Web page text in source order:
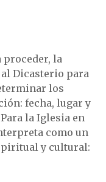
la
Dicasterio para
los
fecha, lugar y
la Iglesia en
como un
y cultural: